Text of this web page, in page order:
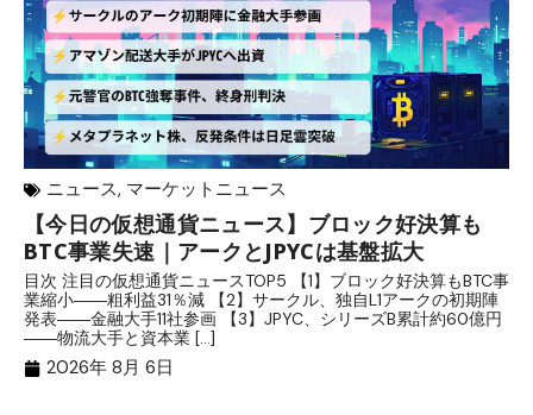
ニュース, マーケットニュース
【今日の仮想通貨ニュース】ブロック好決算も
BTC事業失速｜アークとJPYCは基盤拡大
目次 注目の仮想通貨ニュースTOP5 【1】ブロック好決算もBTC事
業縮小――粗利益31％減 【2】サークル、独自L1アークの初期陣
発表――金融大手11社参画 【3】JPYC、シリーズB累計約60億円
――物流大手と資本業 […]
2026年 8月 6日